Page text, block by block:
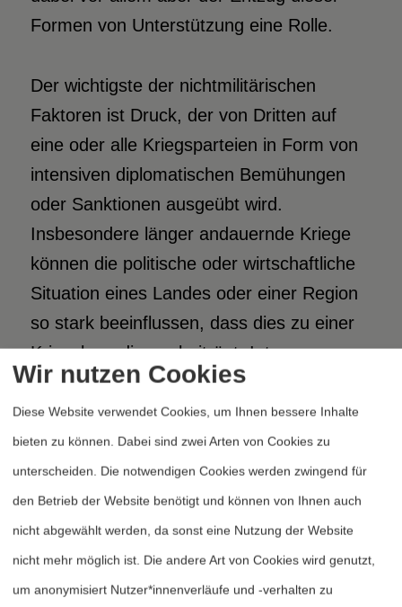
Formen von Unterstützung eine Rolle.
Der wichtigste der nichtmilitärischen
Faktoren ist Druck, der von Dritten auf
eine oder alle Kriegsparteien in Form von
intensiven diplomatischen Bemühungen
oder Sanktionen ausgeübt wird.
Insbesondere länger andauernde Kriege
können die politische oder wirtschaftliche
Situation eines Landes oder einer Region
so stark beeinflussen, dass dies zu einer
Kriegsbeendigung beiträgt. Interessen-
und Meinungsunterschiede innerhalb der
Kriegsparteien sind ein weiterer Faktor,
wenn sie zu Spaltungen oder Wechseln an
der Spitze führen. Prominent – aber
weniger häufig als Faktor anzutreffen –
sind Gefangennahmen oder der Tod von
Anführern, die eine Rebellengruppe
entweder entscheidend schwächen oder
Wir nutzen Cookies
Diese Website verwendet Cookies, um Ihnen bessere Inhalte
bieten zu können. Dabei sind zwei Arten von Cookies zu
unterscheiden. Die notwendigen Cookies werden zwingend für
den Betrieb der Website benötigt und können von Ihnen auch
nicht abgewählt werden, da sonst eine Nutzung der Website
nicht mehr möglich ist. Die andere Art von Cookies wird genutzt,
um anonymisiert Nutzer*innenverläufe und -verhalten zu